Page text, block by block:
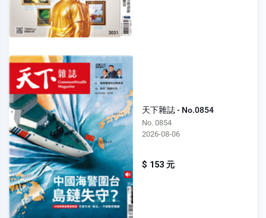
天下雜誌 - No.0854
No. 0854
2026-08-06
$ 153 元